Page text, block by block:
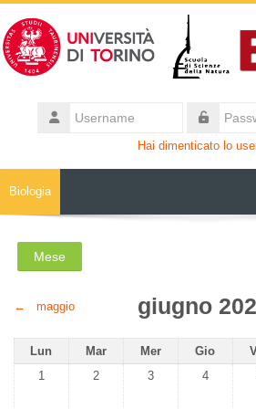
Username
Hai dimenticato lo
Biologia
My Media
Mese
← maggio giugno
Lunedi
Lun Martedì
Mar Mercoledì
Mer Giovedì
Gio
Nessun evento, lunedì 1 giugno
1 Nessun evento, martedì 2
2 Nessun evento,
3 Nessun
4